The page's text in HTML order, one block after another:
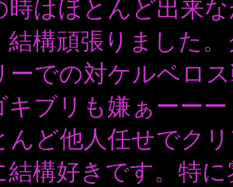
時はほとんど出来
結構頑張りました
ーでの対ケルベロ
キブリも嫌ぁーー
んど他人任せでク
結構好きです。特